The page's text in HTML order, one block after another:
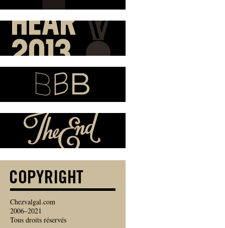
Chezvalgal.com
2006–2021
Tous droits réservés